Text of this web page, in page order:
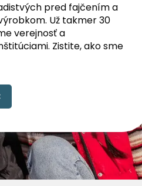
pred fajčením a
Už takmer 30
verejnosť a
Zistite, ako sme